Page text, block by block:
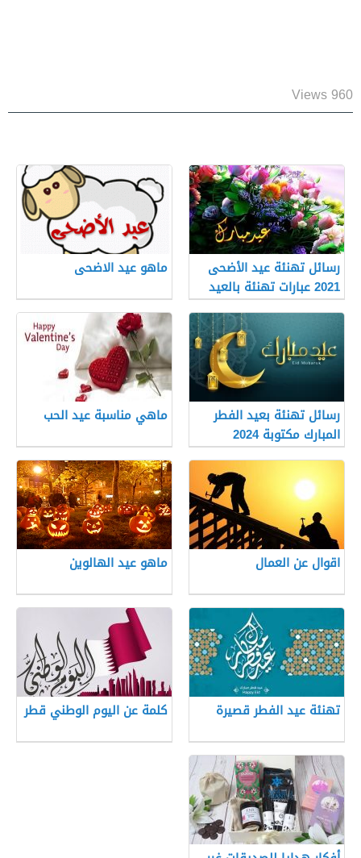
960 Views
رسائل تهنئة عيد الأضحى
2021 عبارات تهنئة بالعيد
1442 هـ
ماهو عيد الاضحى
رسائل تهنئة بعيد الفطر
المبارك مكتوبة 2024
ماهي مناسبة عيد الحب
اقوال عن العمال ماهو عيد الهالوين
تهنئة عيد الفطر قصيرة كلمة عن اليوم الوطني قطر